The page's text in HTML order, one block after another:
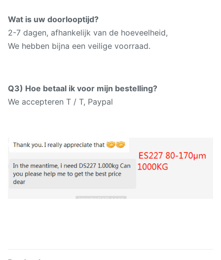
Wat is uw doorlooptijd?
2-7 dagen, afhankelijk van de hoeveelheid,
We hebben bijna een veilige voorraad.
Q3) Hoe betaal ik voor mijn bestelling?
We accepteren T / T, Paypal